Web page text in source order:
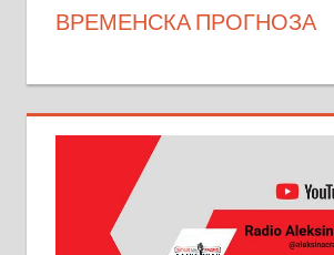
ВРЕМЕНСКА ПРОГНОЗА